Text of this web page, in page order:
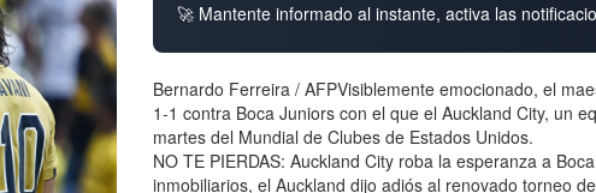
🚀 Mantente informado al instante, activa las
Bernardo Ferreira / AFPVisiblemente emocionado, el
1-1 contra Boca Juniors con el que el Auckland City, un
martes del Mundial de Clubes de Estados Unidos.
NO TE PIERDAS: Auckland City roba la esperanza a
inmobiliarios, el Auckland dijo adiós al renovado torneo